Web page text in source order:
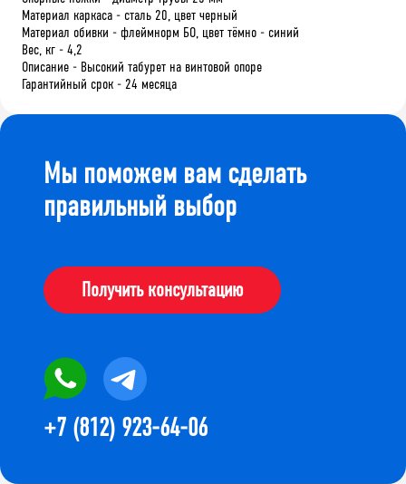
Материал каркаса - сталь 20, цвет черный
Материал обивки - флеймнорм БО, цвет тёмно - синий
Вес, кг - 4,2
Описание - Высокий табурет на винтовой опоре
Гарантийный срок - 24 месяца
Мы поможем вам сделать
правильный выбор
Получить консультацию
+7 (812) 923-64-06